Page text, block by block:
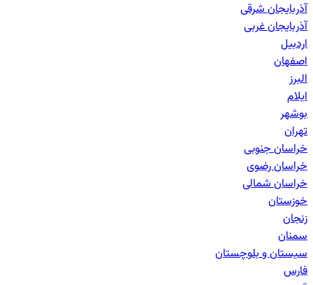
آذربایجان شرقی
آذربایجان غربی
اردبیل
اصفهان
البرز
ایلام
بوشهر
تهران
خراسان جنوبی
خراسان رضوی
خراسان شمالی
خوزستان
زنجان
سمنان
سیستان و بلوچستان
فارس